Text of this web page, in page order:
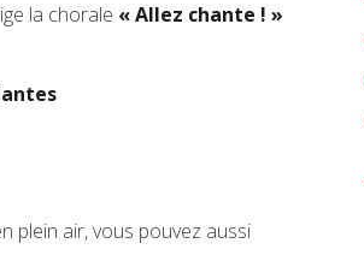
la chorale « Allez chante ! »
plein air, vous pouvez aussi